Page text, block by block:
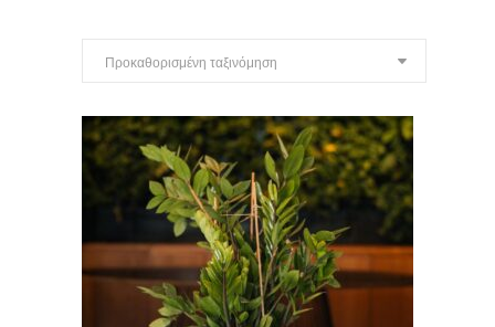
Προκαθορισμένη ταξινόμηση